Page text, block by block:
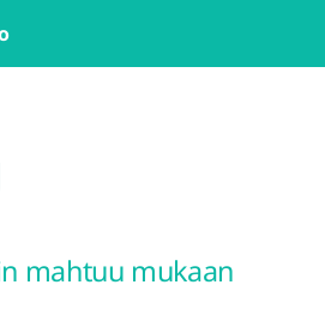
Jumppatiimi TAJU ry
mahtuu mukaan